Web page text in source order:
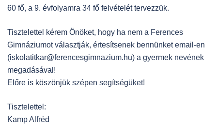
60 fő, a 9. évfolyamra 34 fő felvételét tervezzük.
Tisztelettel kérem Önöket, hogy ha nem a Ferences
Gimnáziumot választják, értesítsenek bennünket email-en
(iskolatitkar@ferencesgimnazium.hu) a gyermek nevének
megadásával!
Előre is köszönjük szépen segítségüket!
Tisztelettel:
Kamp Alfréd